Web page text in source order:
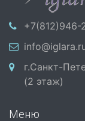
г.Санкт-
(2 этаж)
Меню